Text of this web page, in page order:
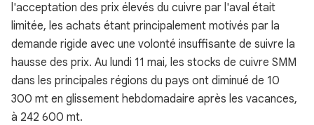
l'acceptation des prix élevés du cuivre par l'aval était
limitée, les achats étant principalement motivés par la
demande rigide avec une volonté insuffisante de suivre la
hausse des prix. Au lundi 11 mai, les stocks de cuivre SMM
dans les principales régions du pays ont diminué de 10
300 mt en glissement hebdomadaire après les vacances,
à 242 600 mt.